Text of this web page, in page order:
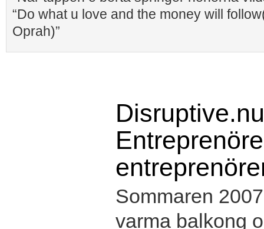
“Do what u love and the money will
Oprah)”
Sommaren
varma balkong